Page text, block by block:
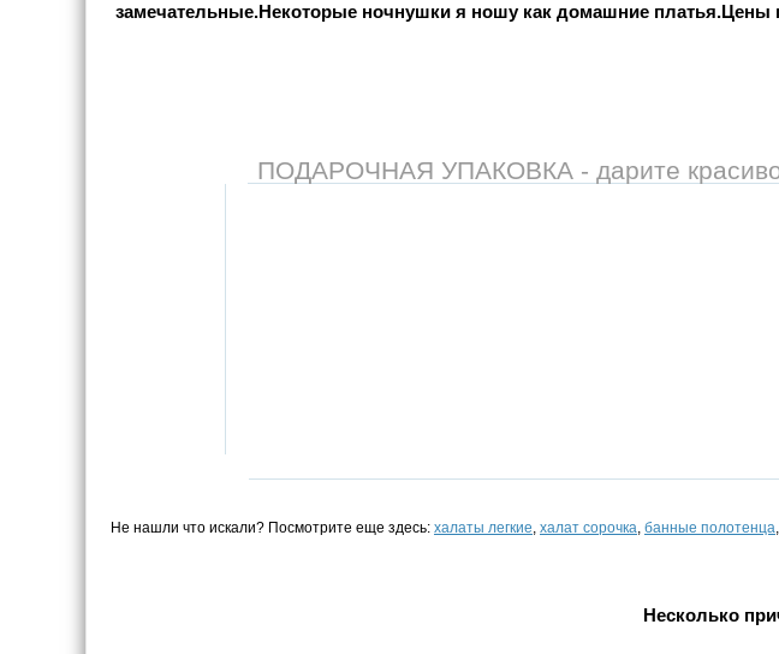
замечательные.Некоторые ночнушки я ношу как домашние
ПОДАРОЧНАЯ УПАКОВКА - дарите
Не нашли что искали? Посмотрите еще здесь: халаты легкие, халат сорочка, банные полотенца,
Несколько